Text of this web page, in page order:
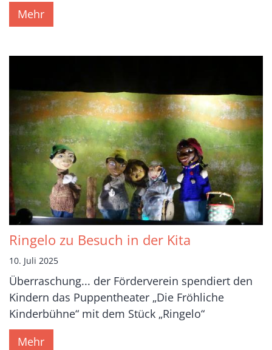
Mehr
Ringelo zu Besuch in der Kita
10. Juli 2025
Überraschung... der Förderverein spendiert den
Kindern das Puppentheater „Die Fröhliche
Kinderbühne“ mit dem Stück „Ringelo“
Mehr